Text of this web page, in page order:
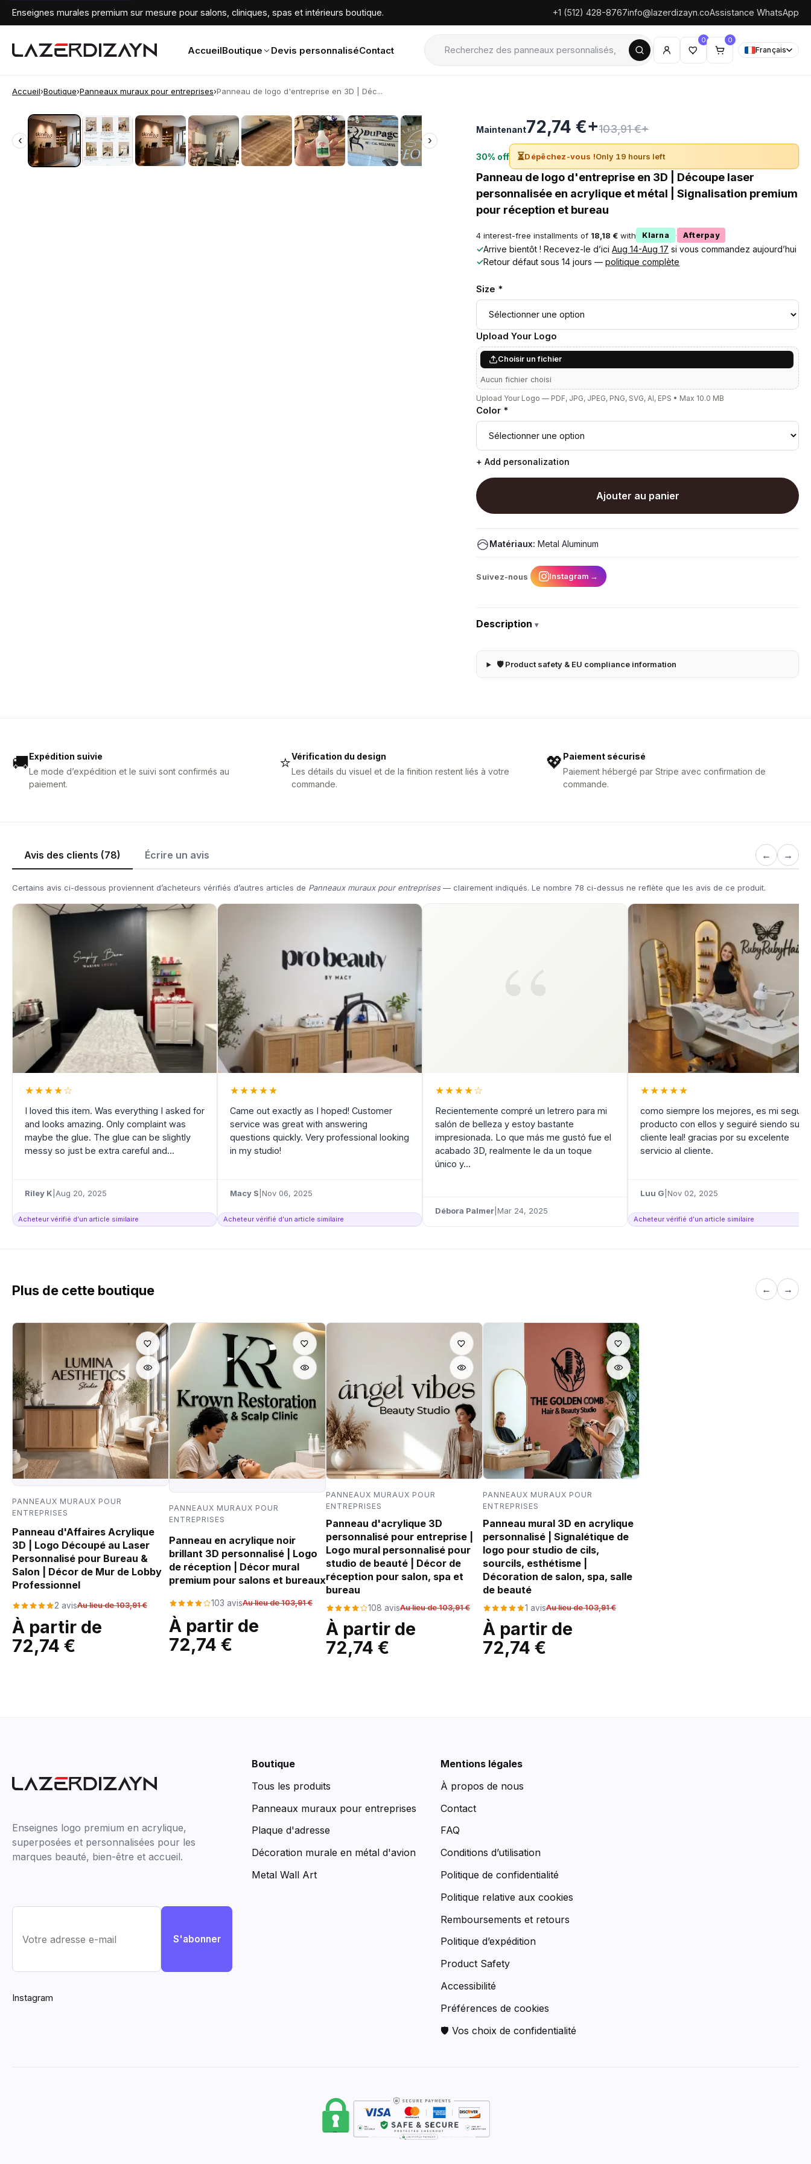
Enseignes murales premium sur mesure pour salons, cliniques, spas et intérieurs boutique. +1 (512) 428-8767info@lazerdizayn.coAssistance WhatsApp
AccueilBoutique Devis personnaliséContact
0 0
Français
Accueil›Boutique›Panneaux muraux pour entreprises›Panneau de logo d'entreprise en 3D | Déc...
‹ ›
‹ ›
Maintenant72,74 €+103,91 €+
30% off ⏳Dépêchez-vous !Only 19 hours left
Panneau de logo d'entreprise en 3D | Découpe laser
personnalisée en acrylique et métal | Signalisation premium
pour réception et bureau
4 interest-free installments of 18,18 € with Klarna · Afterpay
✓Arrive bientôt ! Recevez-le d’iciAug 14-Aug 17 si vous commandez aujourd’hui
✓Retour défaut sous 14 jours —politique complète
Size *
Upload Your Logo
Choisir un fichier
Aucun fichier choisi
Upload Your Logo — PDF, JPG, JPEG, PNG, SVG, AI, EPS • Max 10.0 MB
Color *
+ Add personalization
Ajouter au panier
Matériaux: Metal Aluminum
Suivez-nous Instagram →
Description▾
🛡 Product safety & EU compliance information
🚚Expédition suivie
Le mode d’expédition et le suivi sont confirmés au
paiement.
⭐Vérification du design
Les détails du visuel et de la finition restent liés à votre
commande.
💖Paiement sécurisé
Paiement hébergé par Stripe avec confirmation de
commande.
Avis des clients (78) Écrire un avis ← →
Certains avis ci-dessous proviennent d’acheteurs vérifiés d’autres articles de Panneaux muraux pour entreprises— clairement indiqués. Le nombre 78 ci-dessus ne reflète que les avis de ce produit.
★★★★☆
I loved this item. Was everything I asked for
and looks amazing. Only complaint was
maybe the glue. The glue can be slightly
messy so just be extra careful and...
Riley K Aug 20, 2025
Acheteur vérifié d’un article similaire
★★★★★
Came out exactly as I hoped! Customer
service was great with answering
questions quickly. Very professional looking
in my studio!
Macy S Nov 06, 2025
Acheteur vérifié d’un article similaire
★★★★☆
Recientemente compré un letrero para mi
salón de belleza y estoy bastante
impresionada. Lo que más me gustó fue el
acabado 3D, realmente le da un toque
único y...
Débora Palmer Mar 24, 2025
★★★★★
como siempre los mejores, es mi
producto con ellos y seguiré siendo su
cliente leal! gracias por su excelente
servicio al cliente.
Luu G Nov 02, 2025
Acheteur vérifié d’un article similaire
Plus de cette boutique ← →
PANNEAUX MURAUX POUR
ENTREPRISES
Panneau d'Affaires Acrylique
3D | Logo Découpé au Laser
Personnalisé pour Bureau &
Salon | Décor de Mur de Lobby
Professionnel
2 avisAu lieu de 103,91 €
À partir de
72,74 €
PANNEAUX MURAUX POUR
ENTREPRISES
Panneau en acrylique noir
brillant 3D personnalisé | Logo
de réception | Décor mural
premium pour salons et bureaux
103 avisAu lieu de 103,91 €
À partir de
72,74 €
PANNEAUX MURAUX POUR
ENTREPRISES
Panneau d'acrylique 3D
personnalisé pour entreprise |
Logo mural personnalisé pour
studio de beauté | Décor de
réception pour salon, spa et
bureau
108 avisAu lieu de 103,91 €
À partir de
72,74 €
PANNEAUX MURAUX POUR
ENTREPRISES
Panneau mural 3D en acrylique
personnalisé | Signalétique de
logo pour studio de cils,
sourcils, esthétisme |
Décoration de salon, spa, salle
de beauté
1 avisAu lieu de 103,91 €
À partir de
72,74 €
Enseignes logo premium en acrylique,
superposées et personnalisées pour les
marques beauté, bien-être et accueil.
S'abonner
Instagram
Boutique
Tous les produits
Panneaux muraux pour entreprises
Plaque d'adresse
Décoration murale en métal d'avion
Metal Wall Art
Mentions légales
À propos de nous
Contact
FAQ
Conditions d’utilisation
Politique de confidentialité
Politique relative aux cookies
Remboursements et retours
Politique d’expédition
Product Safety
Accessibilité
Préférences de cookies
🛡 Vos choix de confidentialité